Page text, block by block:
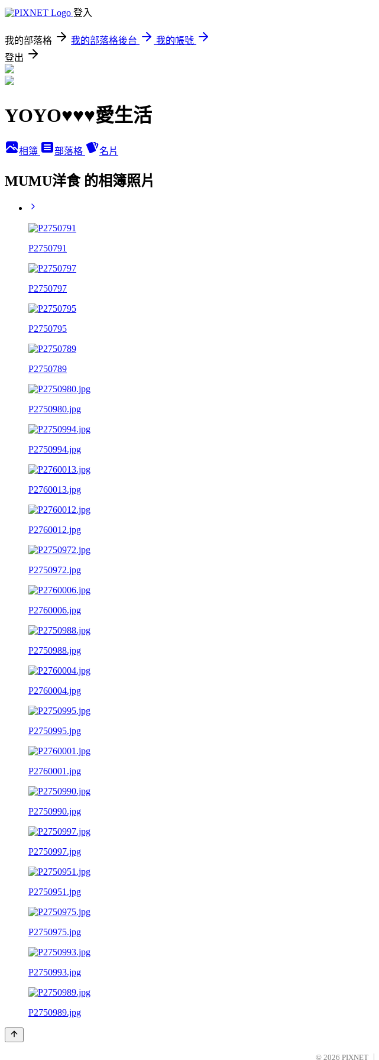
登入
我的部落格 我的部落格後台
我的帳號
登出
YOYO♥♥♥愛生活
相簿 部落格 名片
MUMU洋食 的相簿照片
P2750791
P2750797
P2750795
P2750789
P2750980.jpg
P2750994.jpg
P2760013.jpg
P2760012.jpg
P2750972.jpg
P2760006.jpg
P2750988.jpg
P2760004.jpg
P2750995.jpg
P2760001.jpg
P2750990.jpg
P2750997.jpg
P2750951.jpg
P2750975.jpg
P2750993.jpg
P2750989.jpg
© 2026 PIXNET